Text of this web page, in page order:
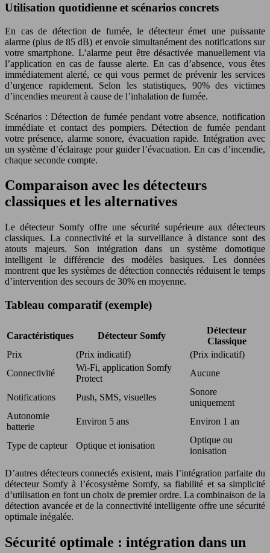
Utilisation quotidienne et scénarios concrets
En cas de détection de fumée, le détecteur émet une puissante
alarme (plus de 85 dB) et envoie simultanément des notifications sur
votre smartphone. L’alarme peut être désactivée manuellement via
l’application en cas de fausse alerte. En cas d’absence, vous êtes
immédiatement alerté, ce qui vous permet de prévenir les services
d’urgence rapidement. Selon les statistiques, 90% des victimes
d’incendies meurent à cause de l’inhalation de fumée.
Scénarios : Détection de fumée pendant votre absence, notification
immédiate et contact des pompiers. Détection de fumée pendant
votre présence, alarme sonore, évacuation rapide. Intégration avec
un système d’éclairage pour guider l’évacuation. En cas d’incendie,
chaque seconde compte.
Comparaison avec les détecteurs
classiques et les alternatives
Le détecteur Somfy offre une sécurité supérieure aux détecteurs
classiques. La connectivité et la surveillance à distance sont des
atouts majeurs. Son intégration dans un système domotique
intelligent le différencie des modèles basiques. Les données
montrent que les systèmes de détection connectés réduisent le temps
d’intervention des secours de 30% en moyenne.
Tableau comparatif (exemple)
Caractéristiques Détecteur Somfy
Détecteur
Classique
Prix
(Prix indicatif)
(Prix indicatif)
Connectivité
Wi-Fi, application Somfy
Protect
Aucune
Notifications Push, SMS, visuelles
Sonore
uniquement
Autonomie
batterie
Environ 5 ans Environ 1 an
Type de capteur Optique et ionisation
Optique ou
ionisation
D’autres détecteurs connectés existent, mais l’intégration parfaite du
détecteur Somfy à l’écosystème Somfy, sa fiabilité et sa simplicité
d’utilisation en font un choix de premier ordre. La combinaison de la
détection avancée et de la connectivité intelligente offre une sécurité
optimale inégalée.
Sécurité optimale : intégration dans un